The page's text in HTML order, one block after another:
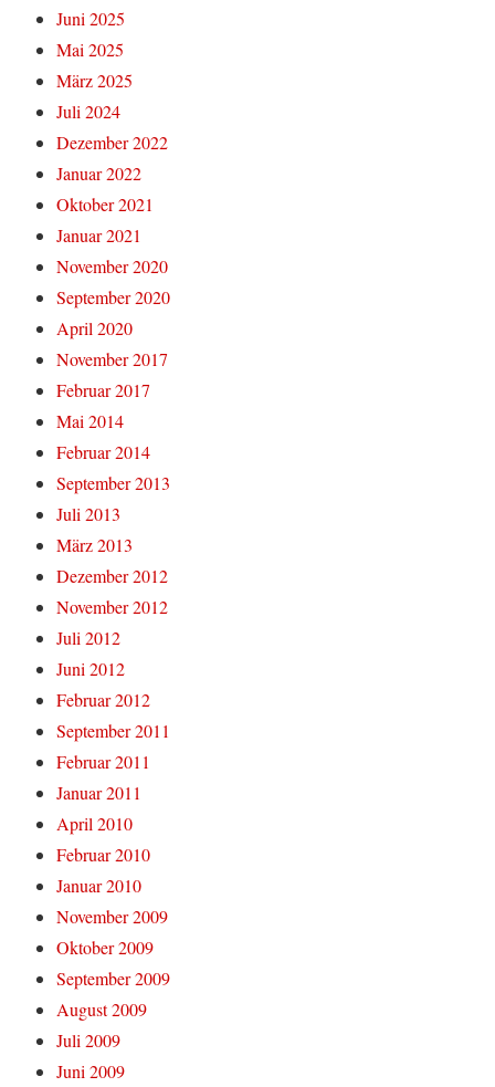
Juni 2025
Mai 2025
März 2025
Juli 2024
Dezember 2022
Januar 2022
Oktober 2021
Januar 2021
November 2020
September 2020
April 2020
November 2017
Februar 2017
Mai 2014
Februar 2014
September 2013
Juli 2013
März 2013
Dezember 2012
November 2012
Juli 2012
Juni 2012
Februar 2012
September 2011
Februar 2011
Januar 2011
April 2010
Februar 2010
Januar 2010
November 2009
Oktober 2009
September 2009
August 2009
Juli 2009
Juni 2009